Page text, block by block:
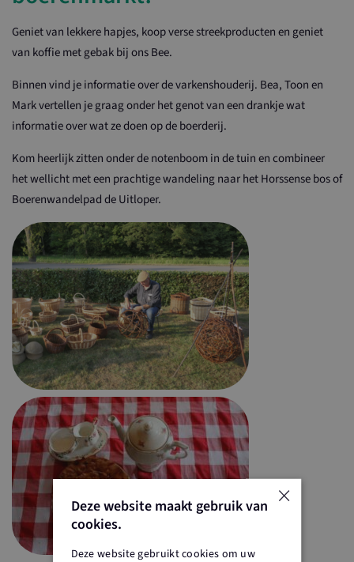
Geniet van lekkere hapjes, koop verse streekproducten en geniet
van koffie met gebak bij ons Bee.
Binnen vind je informatie over de varkenshouderij. Bea, Toon en
Mark vertellen je graag onder het genot van een drankje wat
informatie over wat ze doen op de boerderij.
Kom heerlijk zitten onder de notenboom in de tuin en combineer
het wellicht met een prachtige wandeling naar het Horssense bos of
Boerenwandelpad de Uitloper.
×
Deze website maakt gebruik van
cookies.
Deze website gebruikt cookies om uw